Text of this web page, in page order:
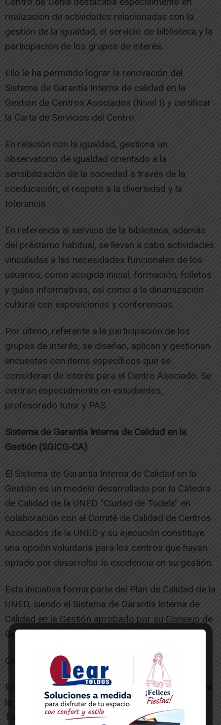
realización de actividades relacionadas con la
gestión de la igualdad, el servicio de biblioteca y la
participación de los grupos de interés.
Ello le ha permitido lograr la renovación del
Sistema de Garantía Interna de calidad en la
Gestión de Centros Asociados (Nivel I) y certificar
la Carta de Servicios del Centro.
En relación con la igualdad, gestiona un
observatorio de igualdad orientado a la
sensibilización de la sociedad a través de la
coeducación, el respeto a la diversidad y la
tolerancia.
En referencia al servicio de la biblioteca, además
del préstamo habitual, se llevan a cabo actividades
vinculadas a las necesidades funcionales de los
usuarios, como acogida inicial, formación, folletos
y guías informativas, así como a la dinamización
cultural con exposiciones y conferencias.
Por último, referente a la participación de los
grupos de interés, se diseñan, aplican y gestionan
encuestas con items específicos que se
consideran de interés para el Centro Asociado. Se
centran especialmente en estudiantes,
profesorado tutor y PAS.
Sistema de Garantía Interna de Calidad en la
Gestión (SGICG-CA)
El Sistema de Garantía Interna de Calidad en la
Gestión es un modelo desarrollado por la Cátedra
de Calidad de la UNED “Ciudad de Tudela” en
colaboración con el Comité de Calidad de Centros
Asociados de la UNED y su ejecución constituye
una opción voluntaria para los centros que hayan
optado por desarrollar la excelencia en su gestión.
Esta iniciativa forma parte del Plan de Calidad de la
UNED, siendo el Sistema de Garantía Interna de
Calidad en la Gestión aprobado por su Consejo de
Gobierno.
Certificación del sistema
En cuanto a los niveles de certificación que expide
la Cátedra de Calidad de la UNED “Ciudad de
Tudela”, pueden ser tres (de menos a más): nivel